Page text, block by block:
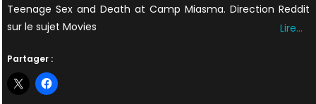
Teenage Sex and Death at Camp Miasma. Direction Reddit
sur le sujet Movies
Lire…
Partager :